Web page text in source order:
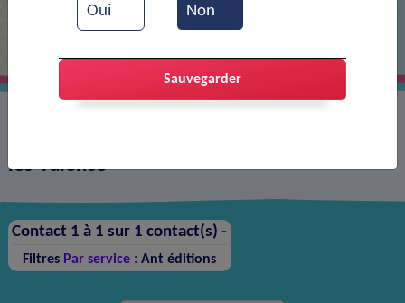
Liste des contacts
lès-Valence
Contact 1 à 1 sur 1 contact(s) -
Filtres Par service : Ant éditions
Oui Non
Sauvegarder